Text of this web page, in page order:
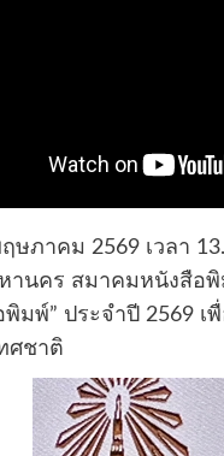
ษภาคม 2569 เวลา
านคร สมาคมหนังสือ
มพ์” ประจำปี 2569
ศชาติ